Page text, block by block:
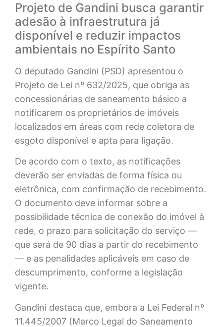
Projeto de Gandini busca garantir
adesão à infraestrutura já
disponível e reduzir impactos
ambientais no Espírito Santo
O deputado Gandini (PSD) apresentou o
Projeto de Lei nº 632/2025, que obriga as
concessionárias de saneamento básico a
notificarem os proprietários de imóveis
localizados em áreas com rede coletora de
esgoto disponível e apta para ligação.
De acordo com o texto, as notificações
deverão ser enviadas de forma física ou
eletrônica, com confirmação de recebimento.
O documento deve informar sobre a
possibilidade técnica de conexão do imóvel à
rede, o prazo para solicitação do serviço —
que será de 90 dias a partir do recebimento
— e as penalidades aplicáveis em caso de
descumprimento, conforme a legislação
vigente.
Gandini destaca que, embora a Lei Federal nº
11.445/2007 (Marco Legal do Saneamento